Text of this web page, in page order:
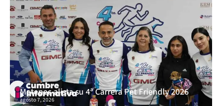
Metepec alista su 4ª Carrera Pet Friendly 2026
agosto 7, 2026